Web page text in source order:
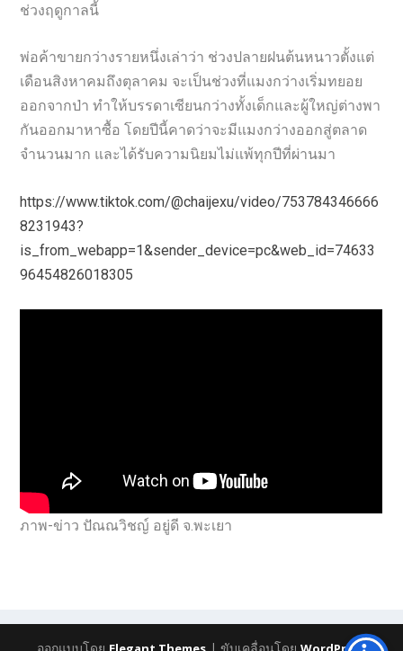
ช่วงฤดูกาลนี้
พ่อค้าขายกว่างรายหนึ่งเล่าว่า ช่วงปลายฝนต้นหนาวตั้งแต่
เดือนสิงหาคมถึงตุลาคม จะเป็นช่วงที่แมงกว่างเริ่มทยอย
ออกจากป่า ทำให้บรรดาเซียนกว่างทั้งเด็กและผู้ใหญ่ต่างพา
กันออกมาหาซื้อ โดยปีนี้คาดว่าจะมีแมงกว่างออกสู่ตลาด
จำนวนมาก และได้รับความนิยมไม่แพ้ทุกปีที่ผ่านมา
https://www.tiktok.com/@chaijexu/video/753784346666
8231943?
is_from_webapp=1&sender_device=pc&web_id=74633
96454826018305
ภาพ-ข่าว ปัณณวิชญ์ อยู่ดี จ.พะเยา